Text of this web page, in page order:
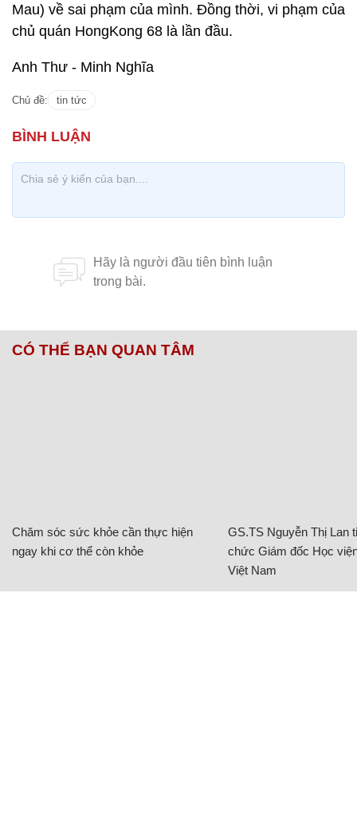
Mau) về sai phạm của mình. Đồng thời, vi phạm của
chủ quán HongKong 68 là lần đầu.
Anh Thư - Minh Nghĩa
Chủ đề: tin tức
CÓ THỂ BẠN QUAN TÂM
Chăm sóc sức khỏe cần thực hiện
ngay khi cơ thể còn khỏe
GS.TS Nguyễn Thị Lan
chức Giám đốc Học
Việt Nam